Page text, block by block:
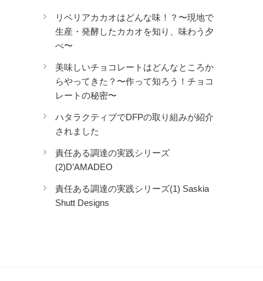
リベリアカカオはどんな味！？〜現地で
生産・発酵したカカオを知り、味わう夕
べ〜
美味しいチョコレートはどんなところか
らやってきた？〜作って知ろう！チョコ
レートの秘密〜
ハタラクティブでDFPの取り組みが紹介
されました
責任ある調達の実践シリーズ
(2)D’AMADEO
責任ある調達の実践シリーズ(1) Saskia
Shutt Designs